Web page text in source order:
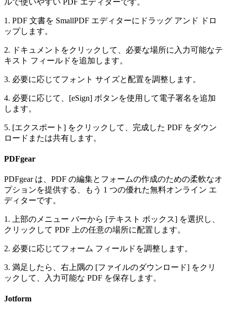
1. PDF 文書を SmallPDF エディターにドラッグ アンド ドロ
ップします。
2. ドキュメントをクリックして、必要な場所に入力可能なテ
キスト フィールドを追加します。
3. 必要に応じてフォント サイズと配置を調整します。
4. 必要に応じて、[eSign] ボタンを使用して電子署名を追加
します。
5. [エクスポート] をクリックして、完成した PDF をダウン
ロードまたは共有します。
PDFgear
PDFgear は、PDF の編集とフォームの作成のための柔軟なオ
プションを提供する、もう 1 つの優れた無料オンライン エ
ディターです。
1. 上部のメニュー バーから [テキスト ボックス] を選択し、
クリックして PDF 上の任意の場所に配置します。
2. 必要に応じてフォーム フィールドを調整します。
3. 満足したら、右上隅の [ファイルのダウンロード] をクリ
ックして、入力可能な PDF を保存します。
Jotform